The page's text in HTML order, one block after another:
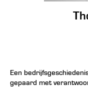
Een
gepaard met